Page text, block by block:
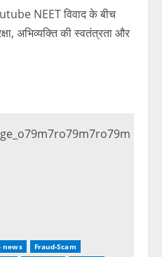
NEET विवाद के बीच
अभिव्यक्ति की स्वतंत्रता और
news
Fraud-Scam